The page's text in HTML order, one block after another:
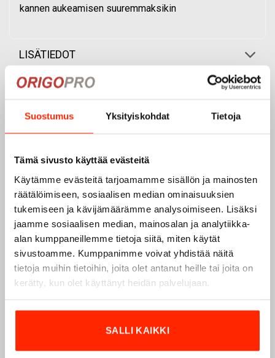
Suostumus Yksityiskohdat Tietoja
Tämä sivusto käyttää evästeitä
Käytämme evästeitä tarjoamamme sisällön ja mainosten
räätälöimiseen, sosiaalisen median ominaisuuksien
tukemiseen ja kävijämäärämme analysoimiseen. Lisäksi
jaamme sosiaalisen median, mainosalan ja analytiikka-
alan kumppaneillemme tietoja siitä, miten käytät
sivustoamme. Kumppanimme voivat yhdistää näitä
tietoja muihin tietoihin, joita olet antanut heille tai joita on
kerätty, kun olet käyttänyt heidän palvelujaan.
SALLI KAIKKI
kannen aukeamisen suuremmaksikin
LISÄTIEDOT
ARVOSTELUT